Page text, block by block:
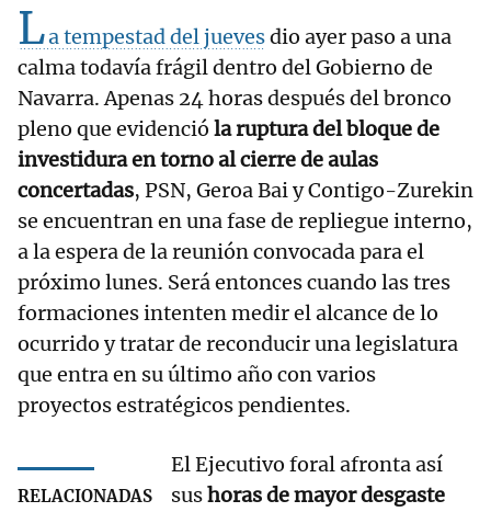
La tempestad del juevesdio ayer paso a una
calma todavía frágil dentro del Gobierno de
Navarra. Apenas 24 horas después del bronco
pleno que evidenció la ruptura del bloque de
investidura en torno al cierre de aulas
concertadas, PSN, Geroa Bai y Contigo-Zurekin
se encuentran en una fase de repliegue interno,
a la espera de la reunión convocada para el
próximo lunes. Será entonces cuando las tres
formaciones intenten medir el alcance de lo
ocurrido y tratar de reconducir una legislatura
que entra en su último año con varios
proyectos estratégicos pendientes.
RELACIONADAS
El Ejecutivo foral afronta así
sushoras de mayor desgaste